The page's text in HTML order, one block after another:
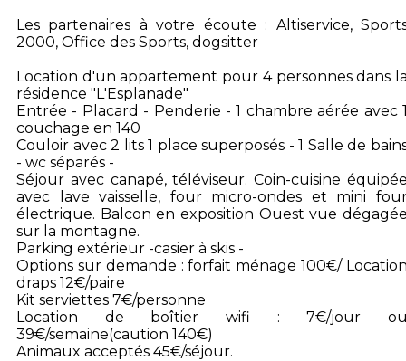
Les partenaires à votre écoute : Altiservice,
2000, Office des Sports, dogsitter
Location d'un appartement pour 4 personnes dans
résidence "L'Esplanade"
Entrée - Placard - Penderie - 1 chambre aérée avec
couchage en 140
Couloir avec 2 lits 1 place superposés - 1 Salle de
- wc séparés -
Séjour avec canapé, téléviseur. Coin-cuisine
avec lave vaisselle, four micro-ondes et mini
électrique. Balcon en exposition Ouest vue
sur la montagne.
Parking extérieur -casier à skis -
Options sur demande : forfait ménage 100€/
draps 12€/paire
Kit serviettes 7€/personne
Location de boîtier wifi : 7€/jour
39€/semaine(caution 140€)
Animaux acceptés 45€/séjour.